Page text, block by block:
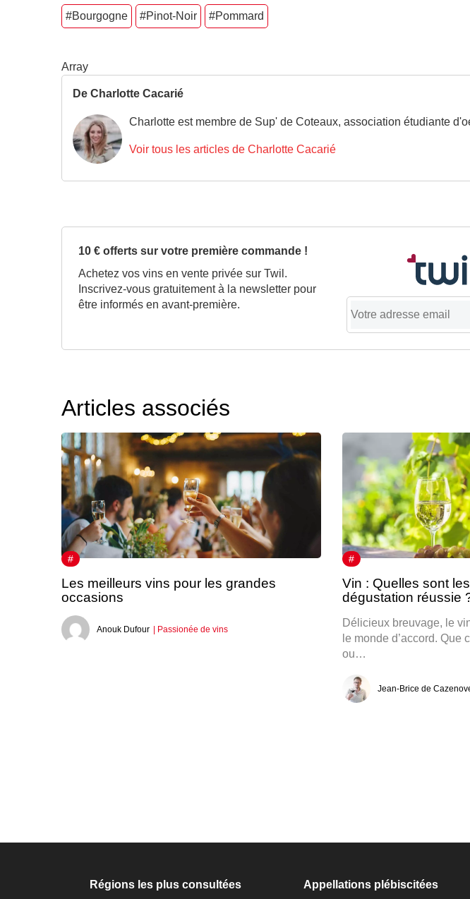
#Bourgogne #Pinot-Noir #Pommard
Array
De Charlotte Cacarié
Charlotte est membre de Sup' de Coteaux, association étudiante
Voir tous les articles de Charlotte Cacarié
10 € offerts sur votre première commande !
Achetez vos vins en vente privée sur Twil.
Inscrivez-vous gratuitement à la newsletter pour
être informés en avant-première.
Articles associés
#
Les meilleurs vins pour les grandes
occasions
Anouk Dufour | Passionée de vins
#
Vin : Quelles sont
dégustation réussie
Délicieux breuvage, le
le monde d’accord. Que
ou…
Jean-Brice de
Régions les plus consultées Appellations plébiscitées